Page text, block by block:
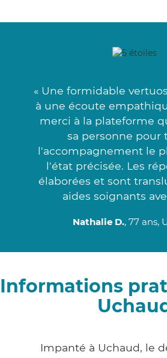
« Une formidable
à une écoute
merci à la plateforme
sa personne pour
l'accompagnement le
l'état précisée. Les
élaborées et sont
aides soignants
Nathalie D., 77 ans,
Informations
Impanté à Uchaud, le